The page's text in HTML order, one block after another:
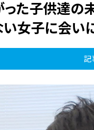
った子供達の
女子に会い
記